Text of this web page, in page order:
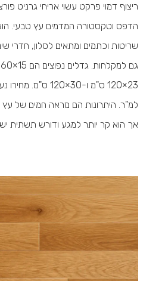
ריצוף דמוי פרקט עשוי אריחי גרניט
הדפס וטקסטורה המדמים עץ טבעי.
שריטות וכתמים ומתאים לסלון, חדרי
למ"ר. היתרונות הם מראה חמים של עץ
אך הוא קר יותר למגע ודורש תשתית